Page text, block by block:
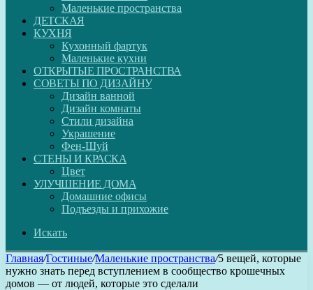
Маленькие пространства
ДЕТСКАЯ
КУХНЯ
Кухонный фартук
Маленькие кухни
ОТКРЫТЫЕ ПРОСТРАНСТВА
СОВЕТЫ ПО ДИЗАЙНУ
Дизайн ванной
Дизайн комнаты
Стили дизайна
Украшение
Фен-Шуй
СТЕНЫ И КРАСКА
Цвет
УЛУЧШЕНИЕ ДОМА
Домашние офисы
Подъезды и прихожие
Искать
Главная/Гостиные/Маленькие пространства/5 вещей, которые
нужно знать перед вступлением в сообщество крошечных
домов — от людей, которые это сделали